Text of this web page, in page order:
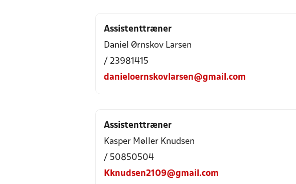
Assistenttræner
Daniel Ørnskov Larsen
/ 23981415
danieloernskovlarsen@gmail.com
Assistenttræner
Kasper Møller Knudsen
/ 50850504
Kknudsen2109@gmail.com